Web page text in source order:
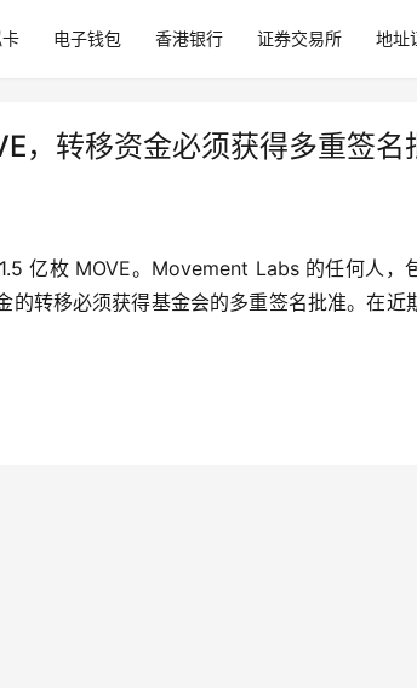
电子钱包 香港银行 证券交易所 地址
，转移资金必须获得多重签名
亿枚 MOVE。Movement Labs 的任何人，
转移必须获得基金会的多重签名批准。在近